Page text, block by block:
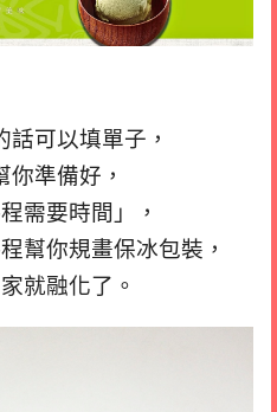
話可以填單子，
你準備好，
需要時間」，
幫你規畫保冰包裝，
就融化了。